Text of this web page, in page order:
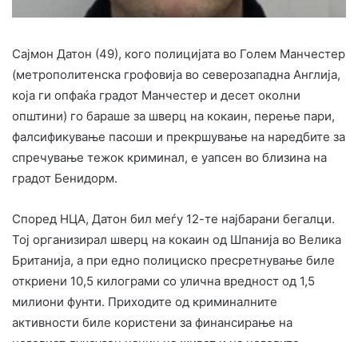
Сајмон Датон (49), кого полицијата во Голем Манчестер
(метрополитенска грофовија во северозападна Англија,
која ги опфаќа градот Манчестер и десет околни
општини) го бараше за шверц на кокаин, перење пари,
фалсификување пасоши и прекршување на наредбите за
спречување тежок криминал, е уапсен во близина на
градот Бенидорм.
Според НЦА, Датон бил меѓу 12-те најбарани бегалци.
Тој организирал шверц на кокаин од Шпанија во Велика
Британија, а при едно полициско пресретнување биле
откриени 10,5 килограми со улична вредност од 1,5
милиони фунти. Приходите од криминалните
активности биле користени за финансирање на